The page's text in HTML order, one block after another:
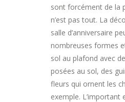
sont forcément de la
n’est pas tout. La
salle d’anniversaire
nombreuses formes
sol au plafond avec
posées au sol, des
fleurs qui ornent les
exemple. L’important